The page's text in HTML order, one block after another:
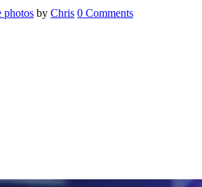
photos by Chris 0 Comments